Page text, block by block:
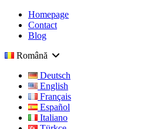
Homepage
Contact
Blog
Română
Deutsch
English
Français
Español
Italiano